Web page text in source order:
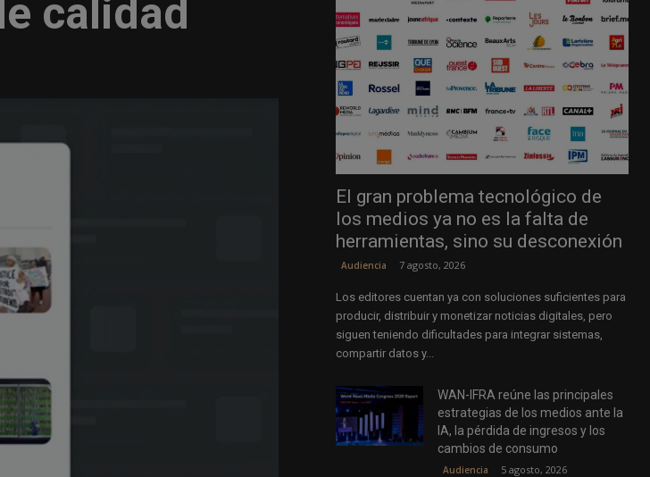
calidad
El gran problema tecnológico de
los medios ya no es la falta de
herramientas, sino su desconexión
Audiencia 7 agosto, 2026
Los editores cuentan ya con soluciones suficientes para
producir, distribuir y monetizar noticias digitales, pero
siguen teniendo dificultades para integrar sistemas,
compartir datos y...
WAN-IFRA reúne las principales
estrategias de los medios ante la
IA, la pérdida de ingresos y los
cambios de consumo
Audiencia 5 agosto, 2026